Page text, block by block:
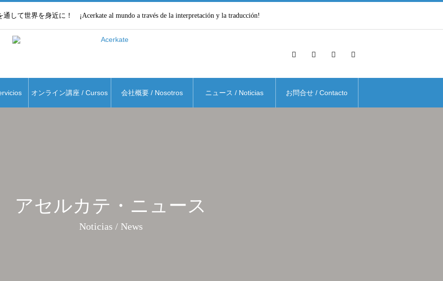
して世界を身近に！ ¡Acerkate al mundo a través de la interpretación y la traducción!
オンライン講座 / Cursos 会社概要 / Nosotros ニュース / Noticias お問合せ / Contacto
アセルカテ・ニュース
Noticias / News